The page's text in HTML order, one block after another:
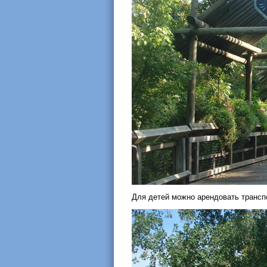
Для детей можно арендовать